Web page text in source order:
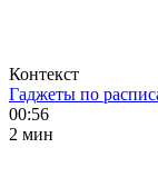
Контекст
Гаджеты по
00:56
2 мин